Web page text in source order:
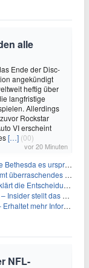
alle
Ende der Disc-
angekündigt
heftig über
langfristige
Allerdings
Rockstar
VI erscheint
[…] (00)
vor 20 Minuten
es ursprünglich wollte
mit gewünschter Komfortfunktion
für Download-Codes
das neue Gerücht klar
mehr Informationen
NFL-